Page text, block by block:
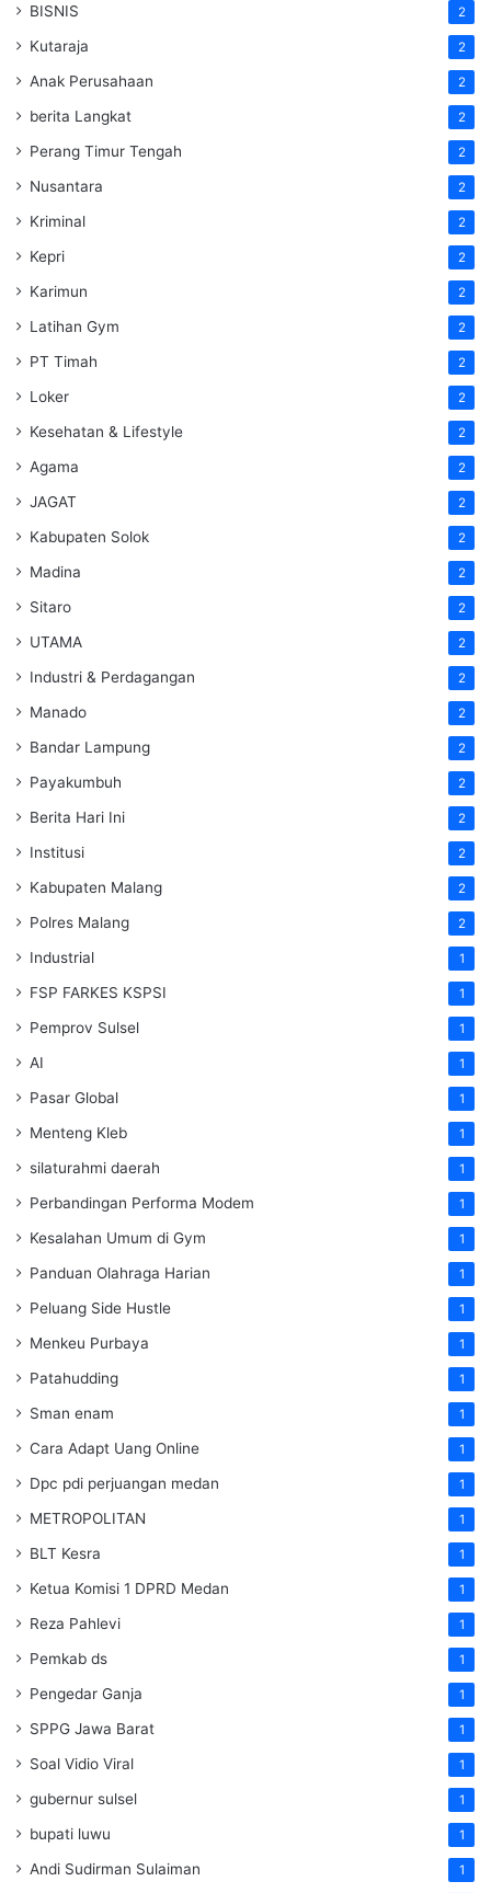
BISNIS 2
Kutaraja 2
Anak Perusahaan 2
berita Langkat 2
Perang Timur Tengah 2
Nusantara 2
Kriminal 2
Kepri 2
Karimun 2
Latihan Gym 2
PT Timah 2
Loker 2
Kesehatan & Lifestyle 2
Agama 2
JAGAT 2
Kabupaten Solok 2
Madina 2
Sitaro 2
UTAMA 2
Industri & Perdagangan 2
Manado 2
Bandar Lampung 2
Payakumbuh 2
Berita Hari Ini 2
Institusi 2
Kabupaten Malang 2
Polres Malang 2
Industrial 1
FSP FARKES KSPSI 1
Pemprov Sulsel 1
AI 1
Pasar Global 1
Menteng Kleb 1
silaturahmi daerah 1
Perbandingan Performa Modem 1
Kesalahan Umum di Gym 1
Panduan Olahraga Harian 1
Peluang Side Hustle 1
Menkeu Purbaya 1
Patahudding 1
Sman enam 1
Cara Adapt Uang Online 1
Dpc pdi perjuangan medan 1
METROPOLITAN 1
BLT Kesra 1
Ketua Komisi 1 DPRD Medan 1
Reza Pahlevi 1
Pemkab ds 1
Pengedar Ganja 1
SPPG Jawa Barat 1
Soal Vidio Viral 1
gubernur sulsel 1
bupati luwu 1
Andi Sudirman Sulaiman 1